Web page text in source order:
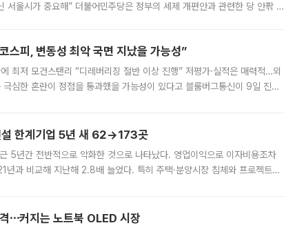
서울시가 중요해” 더불어민주당은 정부의 세제 개편안과 관련한 당 안팎 의
스피, 변동성 최악 국면 지났을 가능성”
최저 모건스탠리 “디레버리징 절반 이상 진행” 저평가·실적은 매력적…외
극심한 혼란이 정점을 통과했을 가능성이 있다고 블룸버그통신이 9일 진단
설 한계기업 5년 새 62→173곳
5년간 전반적으로 악화한 것으로 나타났다. 영업이익으로 이자비용조차
과 비교해 지난해 2.8배 늘었다. 특히 주택·분양시장 침체와 프로젝트파
⋯커지는 노트북 OLED 시장